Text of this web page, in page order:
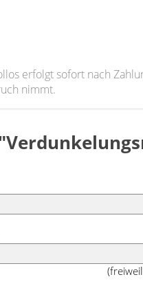
erfolgt sofort nach
nimmt.